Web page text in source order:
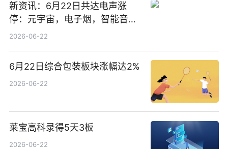
新资讯：6月22日共达电声涨
停：元宇宙，电子烟，智能音箱
概念热股
2026-06-22
6月22日综合包装板块涨幅达2%
2026-06-22
莱宝高科录得5天3板
2026-06-22